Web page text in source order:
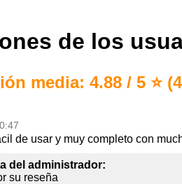
de los
media: 4.88 / 5 ⭐
de usar y muy completo con
del administrador:
su reseña